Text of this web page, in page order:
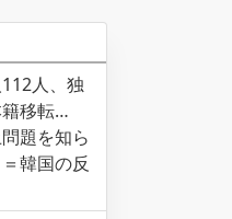
人、独
移転…
問題を知ら
韓国の反